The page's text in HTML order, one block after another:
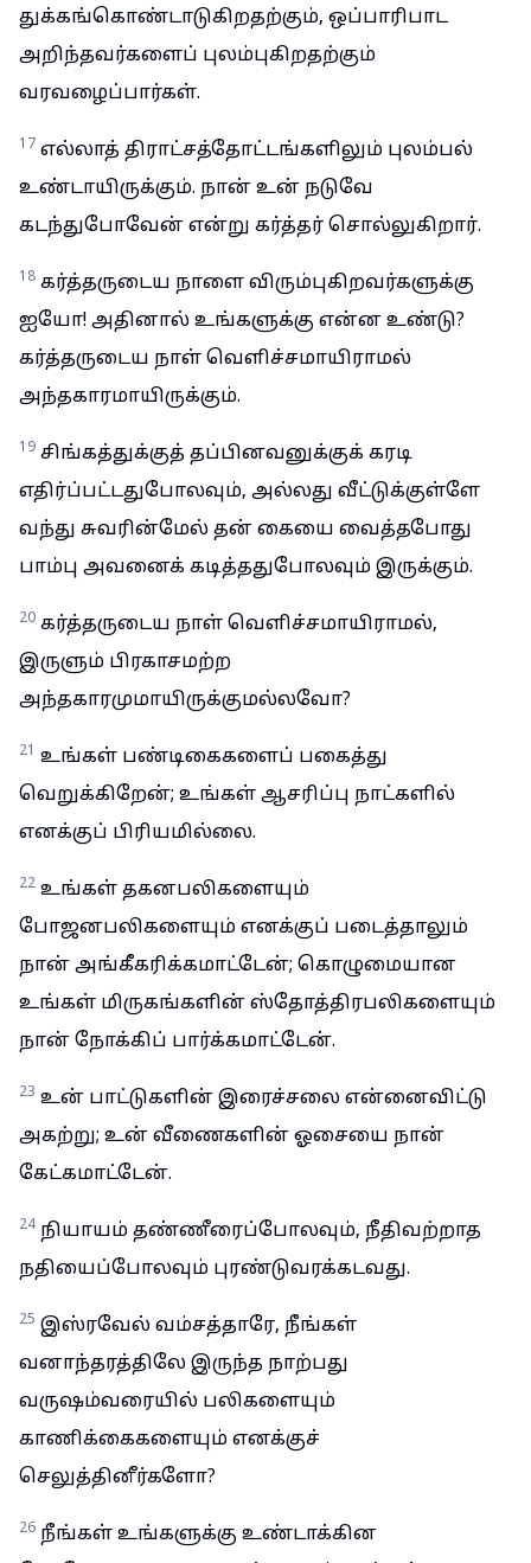
துக்கங்கொண்டாடுகிறதற்கும், ஒப்பாரிபாட
அறிந்தவர்களைப் புலம்புகிறதற்கும்
வரவழைப்பார்கள்.
17 எல்லாத் திராட்சத்தோட்டங்களிலும் புலம்பல்
உண்டாயிருக்கும். நான் உன் நடுவே
கடந்துபோவேன் என்று கர்த்தர் சொல்லுகிறார்.
18 கர்த்தருடைய நாளை விரும்புகிறவர்களுக்கு
ஐயோ! அதினால் உங்களுக்கு என்ன உண்டு?
கர்த்தருடைய நாள் வெளிச்சமாயிராமல்
அந்தகாரமாயிருக்கும்.
19 சிங்கத்துக்குத் தப்பினவனுக்குக் கரடி
எதிர்ப்பட்டதுபோலவும், அல்லது வீட்டுக்குள்ளே
வந்து சுவரின்மேல் தன் கையை வைத்தபோது
பாம்பு அவனைக் கடித்ததுபோலவும் இருக்கும்.
20 கர்த்தருடைய நாள் வெளிச்சமாயிராமல்,
இருளும் பிரகாசமற்ற
அந்தகாரமுமாயிருக்குமல்லவோ?
21 உங்கள் பண்டிகைகளைப் பகைத்து
வெறுக்கிறேன்; உங்கள் ஆசரிப்பு நாட்களில்
எனக்குப் பிரியமில்லை.
22 உங்கள் தகனபலிகளையும்
போஜனபலிகளையும் எனக்குப் படைத்தாலும்
நான் அங்கீகரிக்கமாட்டேன்; கொழுமையான
உங்கள் மிருகங்களின் ஸ்தோத்திரபலிகளையும்
நான் நோக்கிப் பார்க்கமாட்டேன்.
23 உன் பாட்டுகளின் இரைச்சலை என்னைவிட்டு
அகற்று; உன் வீணைகளின் ஓசையை நான்
கேட்கமாட்டேன்.
24 நியாயம் தண்ணீரைப்போலவும், நீதிவற்றாத
நதியைப்போலவும் புரண்டுவரக்கடவது.
25 இஸ்ரவேல் வம்சத்தாரே, நீங்கள்
வனாந்தரத்திலே இருந்த நாற்பது
வருஷம்வரையில் பலிகளையும்
காணிக்கைகளையும் எனக்குச்
செலுத்தினீர்களோ?
26 நீங்கள் உங்களுக்கு உண்டாக்கின